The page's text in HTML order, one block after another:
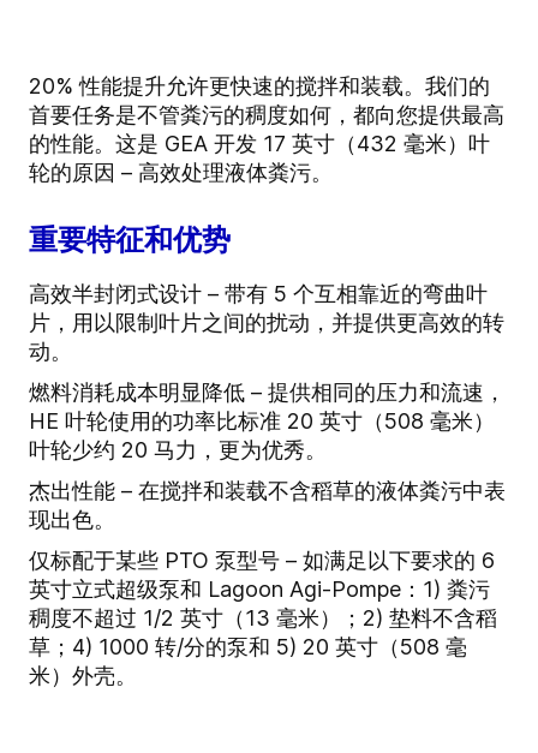
20% 性能提升允许更快速的搅拌和装载。我们的
首要任务是不管粪污的稠度如何，都向您提供最高
的性能。这是 GEA 开发 17 英寸（432 毫米）叶
轮的原因 – 高效处理液体粪污。
重要特征和优势
高效半封闭式设计 – 带有 5 个互相靠近的弯曲叶
片，用以限制叶片之间的扰动，并提供更高效的转
动。
燃料消耗成本明显降低 – 提供相同的压力和流速，
HE 叶轮使用的功率比标准 20 英寸（508 毫米）
叶轮少约 20 马力，更为优秀。
杰出性能 – 在搅拌和装载不含稻草的液体粪污中表
现出色。
仅标配于某些 PTO 泵型号 – 如满足以下要求的 6
英寸立式超级泵和 Lagoon Agi-Pompe：1) 粪污
稠度不超过 1/2 英寸（13 毫米）；2) 垫料不含稻
草；4) 1000 转/分的泵和 5) 20 英寸（508 毫
米）外壳。